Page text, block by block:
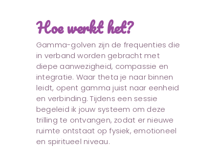
Hoe werkt het?
Gamma-golven zijn de frequenties die
in verband worden gebracht met
diepe aanwezigheid, compassie en
integratie. Waar theta je naar binnen
leidt, opent gamma juist naar eenheid
en verbinding. Tijdens een sessie
begeleid ik jouw systeem om deze
trilling te ontvangen, zodat er nieuwe
ruimte ontstaat op fysiek, emotioneel
en spiritueel niveau.